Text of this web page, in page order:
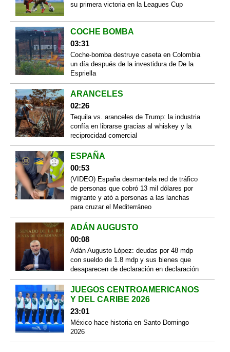
su primera victoria en la Leagues Cup
COCHE BOMBA
03:31
Coche-bomba destruye caseta en Colombia
un día después de la investidura de De la
Espriella
ARANCELES
02:26
Tequila vs. aranceles de Trump: la industria
confía en librarse gracias al whiskey y la
reciprocidad comercial
ESPAÑA
00:53
(VIDEO) España desmantela red de tráfico
de personas que cobró 13 mil dólares por
migrante y ató a personas a las lanchas
para cruzar el Mediterráneo
ADÁN AUGUSTO
00:08
Adán Augusto López: deudas por 48 mdp
con sueldo de 1.8 mdp y sus bienes que
desaparecen de declaración en declaración
JUEGOS CENTROAMERICANOS
Y DEL CARIBE 2026
23:01
México hace historia en Santo Domingo
2026